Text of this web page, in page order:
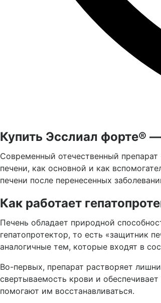
Купить Эсслиал форте®
Современный отечественный
печени, как основной и как
печени после перенесенных
Как работает
Печень обладает природной
гепатопротектор, то есть «защитник
аналогичные тем, которые входят в
Во-первых, препарат растворяет
свертываемость крови и
помогают им восстанавливаться.